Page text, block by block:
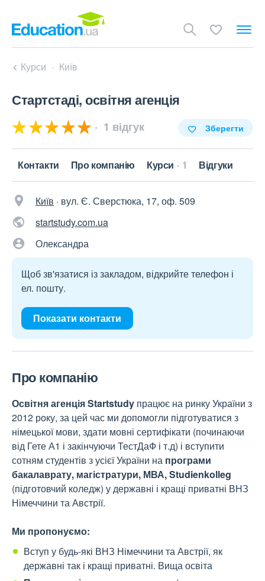
Курси Київ
Стартстаді, освітня агенція
1 відгук Зберегти
Контакти Про компанію Курси 1 Відгуки
Київ · вул. Є. Сверстюка, 17, оф. 509
startstudy.com.ua
Олександра
Щоб зв'язатися із закладом, відкрийте телефон і
ел. пошту.
Показати контакти
Про компанію
Освітня агенція Startstudy працює на ринку України з
2012 року, за цей час ми допомогли підготуватися з
німецької мови, здати мовні сертифікати (починаючи
від Гете А1 і закінчуючи ТестДаФ і т.д) і вступити
сотням студентів з усієї України на програми
бакалаврату, магістратури, МВА, Studienkolleg
(підготовчий коледж) у державні і кращі приватні ВНЗ
Німеччини та Австрії.
Ми пропонуємо:
Вступ у будь-які ВНЗ Німеччини та Австрії, як
державні так і кращі приватні. Вища освіта